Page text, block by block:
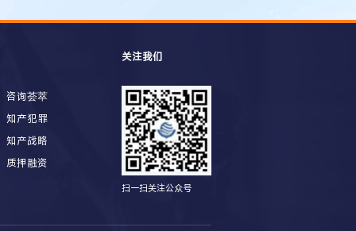
咨询荟萃
知产犯罪
知产战略
质押融资
关注我们
扫一扫关注公众号